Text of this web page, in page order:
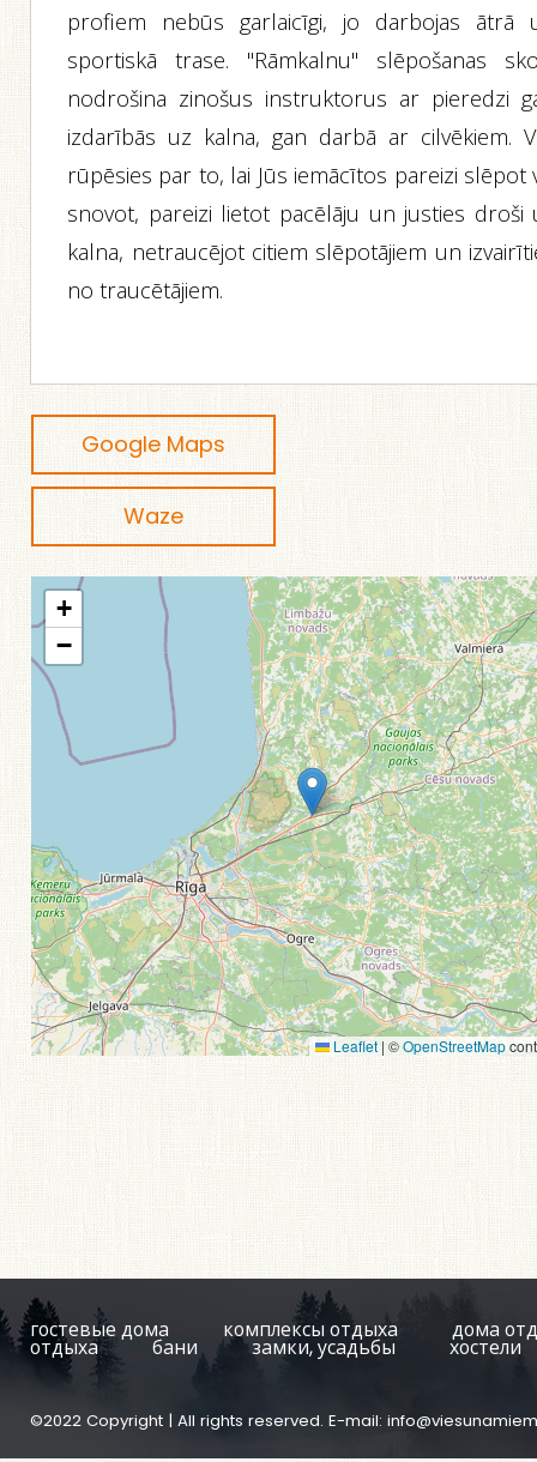
profiem nebūs garlaicīgi, jo darbojas ātrā
sportiskā trase. "Rāmkalnu" slēpošanas
nodrošina zinošus instruktorus ar pieredzi
izdarībās uz kalna, gan darbā ar cilvēkiem.
rūpēsies par to, lai Jūs iemācītos pareizi slēpot
snovot, pareizi lietot pacēlāju un justies droši
kalna, netraucējot citiem slēpotājiem un
no traucētājiem.
Google Maps
Waze
+
−
Leaflet | ©OpenStreetMap
гостевые дома комплексы отдыха дома
отдыха бани замки, усадьбы хостели
©2022 Copyright | All rights reserved. E-mail: